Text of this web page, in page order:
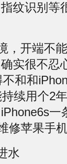
纹识别等
开端不能
实很不忍
和和
续用个2
一
修苹果手